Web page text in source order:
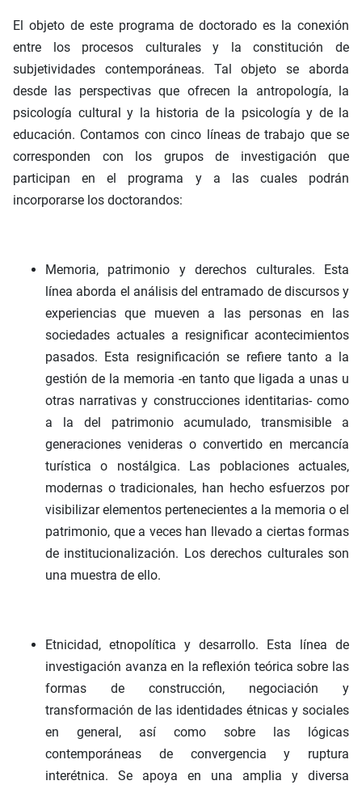
El objeto de este programa de doctorado es la conexión
entre los procesos culturales y la constitución de
subjetividades contemporáneas. Tal objeto se aborda
desde las perspectivas que ofrecen la antropología, la
psicología cultural y la historia de la psicología y de la
educación. Contamos con cinco líneas de trabajo que se
corresponden con los grupos de investigación que
participan en el programa y a las cuales podrán
incorporarse los doctorandos:
Memoria, patrimonio y derechos culturales. Esta
línea aborda el análisis del entramado de discursos y
experiencias que mueven a las personas en las
sociedades actuales a resignificar acontecimientos
pasados. Esta resignificación se refiere tanto a la
gestión de la memoria -en tanto que ligada a unas u
otras narrativas y construcciones identitarias- como
a la del patrimonio acumulado, transmisible a
generaciones venideras o convertido en mercancía
turística o nostálgica. Las poblaciones actuales,
modernas o tradicionales, han hecho esfuerzos por
visibilizar elementos pertenecientes a la memoria o el
patrimonio, que a veces han llevado a ciertas formas
de institucionalización. Los derechos culturales son
una muestra de ello.
Etnicidad, etnopolítica y desarrollo. Esta línea de
investigación avanza en la reflexión teórica sobre las
formas de construcción, negociación y
transformación de las identidades étnicas y sociales
en general, así como sobre las lógicas
contemporáneas de convergencia y ruptura
interétnica. Se apoya en una amplia y diversa